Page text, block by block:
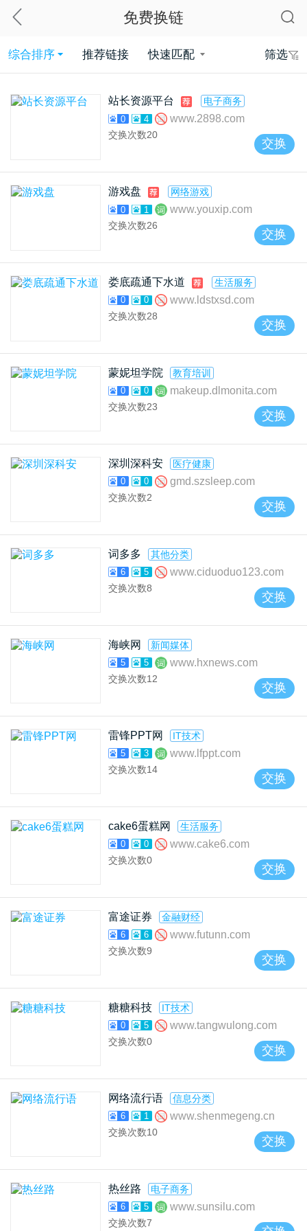
免费换链
综合排序 推荐链接 快速匹配 筛选
站长资源平台 电子商务
0 4 www.2898.com
交换次数20
交换
游戏盘 网络游戏
0 1 www.youxip.com
交换次数26
交换
娄底疏通下水道 生活服务
0 0 www.ldstxsd.com
交换次数28
交换
蒙妮坦学院 教育培训
0 0 makeup.dlmonita.com
交换次数23
交换
深圳深科安 医疗健康
0 0 gmd.szsleep.com
交换次数2
交换
词多多 其他分类
6 5 www.ciduoduo123.com
交换次数8
交换
海峡网 新闻媒体
5 5 www.hxnews.com
交换次数12
交换
雷锋PPT网 IT技术
5 3 www.lfppt.com
交换次数14
交换
cake6蛋糕网 生活服务
0 0 www.cake6.com
交换次数0
交换
富途证券 金融财经
6 6 www.futunn.com
交换次数9
交换
糖糖科技 IT技术
0 5 www.tangwulong.com
交换次数0
交换
网络流行语 信息分类
6 1 www.shenmegeng.cn
交换次数10
交换
热丝路 电子商务
6 5 www.sunsilu.com
交换次数7